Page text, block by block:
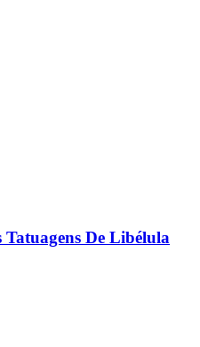
Tatuagens De Libélula